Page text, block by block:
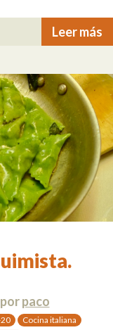
Leer más
paco
Cocina italiana